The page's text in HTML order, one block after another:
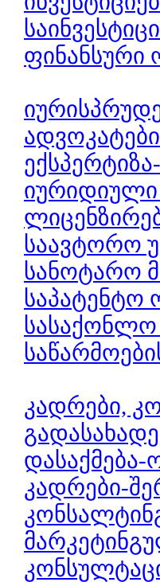
ფინანსური
იურიდიული
საავტორო
სანოტარო
საპატენტო
სასაქონლო
კადრები,
დასაქმება-
კადრები-